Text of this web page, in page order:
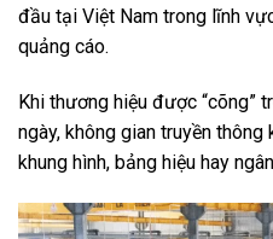
đầu tại Việt Nam trong lĩnh
quảng cáo.
Khi thương hiệu được “cõng”
ngày, không gian truyền
khung hình, bảng hiệu hay